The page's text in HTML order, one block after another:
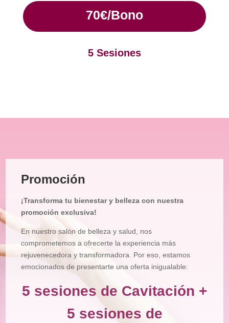
70€/Bono
5 Sesiones
Promoción
¡Transforma tu bienestar y belleza con nuestra
promoción exclusiva!
En nuestro salón de belleza y salud, nos
comprometemos a ofrecerte la experiencia más
rejuvenecedora y transformadora. Por eso, estamos
emocionados de presentarte una oferta inigualable:
5 sesiones de Cavitación +
5 sesiones de